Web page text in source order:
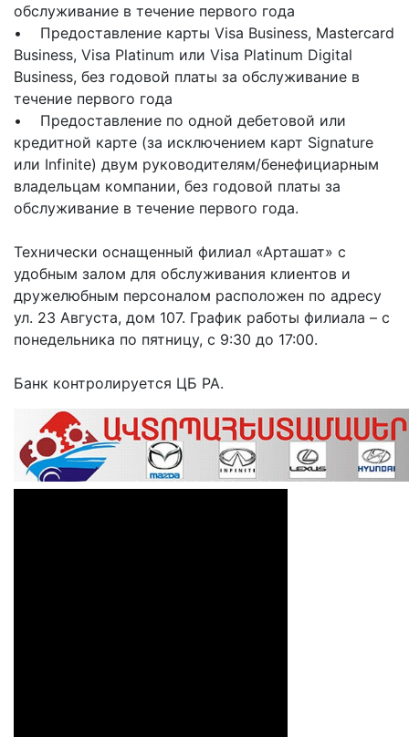
обслуживание в течение первого года
• Предоставление карты Visa Business, Mastercard
Business, Visa Platinum или Visa Platinum Digital
Business, без годовой платы за обслуживание в
течение первого года
• Предоставление по одной дебетовой или
кредитной карте (за исключением карт Signature
или Infinite) двум руководителям/бенефициарным
владельцам компании, без годовой платы за
обслуживание в течение первого года.
Технически оснащенный филиал «Арташат» с
удобным залом для обслуживания клиентов и
дружелюбным персоналом расположен по адресу
ул. 23 Августа, дом 107. График работы филиала – с
понедельника по пятницу, с 9:30 до 17:00.
Банк контролируется ЦБ РА.